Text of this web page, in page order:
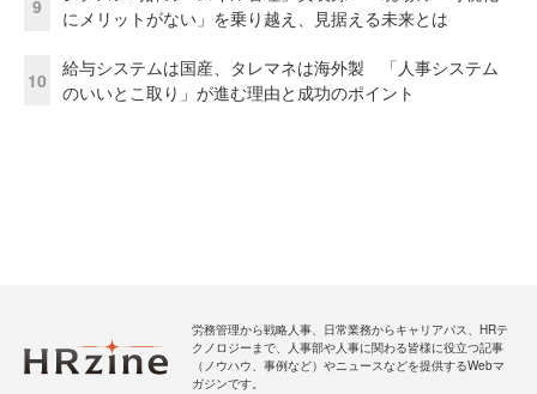
9
にメリットがない」を乗り越え、見据える未来とは
10
給与システムは国産、タレマネは海外製 「人事システム
のいいとこ取り」が進む理由と成功のポイント
労務管理から戦略人事、日常業務からキャリアパス、HRテ
クノロジーまで、人事部や人事に関わる皆様に役立つ記事
（ノウハウ、事例など）やニュースなどを提供するWebマ
ガジンです。